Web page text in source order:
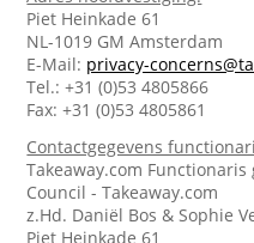
Piet Heinkade 61
NL-1019 GM Amsterdam
E-Mail: privacy-
Tel.: +31 (0)53 4805866
Fax: +31 (0)53 4805861
Contactgegevens
Takeaway.com
Council - Takeaway.com
z.Hd. Daniël Bos & Sophie
Piet Heinkade 61